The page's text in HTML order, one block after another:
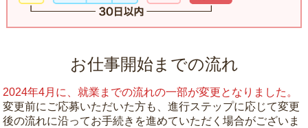
お仕事開始までの流れ
2024年4月に、就業までの流れの一部が変更となりました。
変更前にご応募いただいた方も、進行ステップに応じて変更
後の流れに沿ってお手続きを進めていただく場合がございま